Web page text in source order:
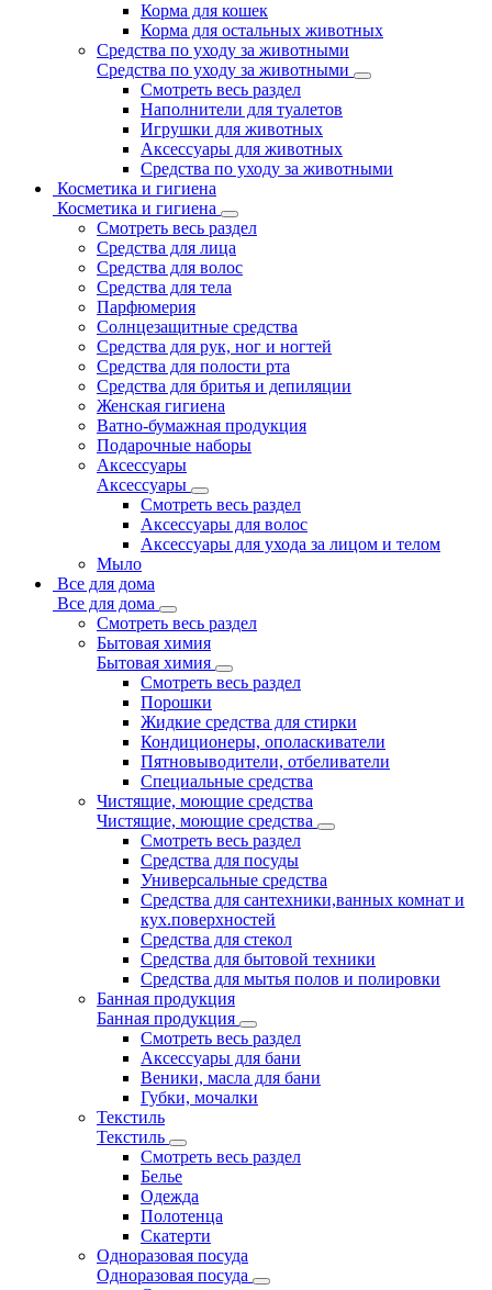
Корма для кошек
Корма для остальных животных
Средства по уходу за животными
Средства по уходу за животными
Смотреть весь раздел
Наполнители для туалетов
Игрушки для животных
Аксессуары для животных
Средства по уходу за животными
Косметика и гигиена
Косметика и гигиена
Смотреть весь раздел
Средства для лица
Средства для волос
Средства для тела
Парфюмерия
Солнцезащитные средства
Средства для рук, ног и ногтей
Средства для полости рта
Средства для бритья и депиляции
Женская гигиена
Ватно-бумажная продукция
Подарочные наборы
Аксессуары
Аксессуары
Смотреть весь раздел
Аксессуары для волос
Аксессуары для ухода за лицом и телом
Мыло
Все для дома
Все для дома
Смотреть весь раздел
Бытовая химия
Бытовая химия
Смотреть весь раздел
Порошки
Жидкие средства для стирки
Кондиционеры, ополаскиватели
Пятновыводители, отбеливатели
Специальные средства
Чистящие, моющие средства
Чистящие, моющие средства
Смотреть весь раздел
Средства для посуды
Универсальные средства
Средства для сантехники,ванных комнат и
кух.поверхностей
Средства для стекол
Средства для бытовой техники
Средства для мытья полов и полировки
Банная продукция
Банная продукция
Смотреть весь раздел
Аксессуары для бани
Веники, масла для бани
Губки, мочалки
Текстиль
Текстиль
Смотреть весь раздел
Белье
Одежда
Полотенца
Скатерти
Одноразовая посуда
Одноразовая посуда